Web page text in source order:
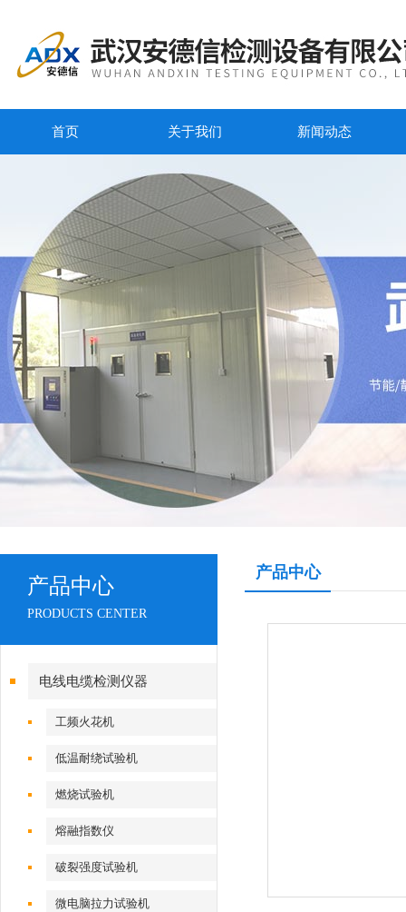
首页 关于我们 新闻动态
产品中心
PRODUCTS CENTER
电线电缆检测仪器
工频火花机
低温耐绕试验机
燃烧试验机
熔融指数仪
破裂强度试验机
微电脑拉力试验机
产品中心